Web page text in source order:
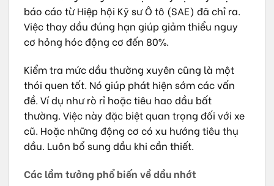
báo cáo từ Hiệp hội Kỹ sư Ô tô (SAE) đã chỉ ra.
Việc thay dầu đúng hạn giúp giảm thiểu nguy
cơ hỏng hóc động cơ đến 80%.
Kiểm tra mức dầu thường xuyên cũng là một
thói quen tốt. Nó giúp phát hiện sớm các vấn
đề. Ví dụ như rò rỉ hoặc tiêu hao dầu bất
thường. Việc này đặc biệt quan trọng đối với xe
cũ. Hoặc những động cơ có xu hướng tiêu thụ
dầu. Luôn bổ sung dầu khi cần thiết.
Các lầm tưởng phổ biến về dầu nhớt